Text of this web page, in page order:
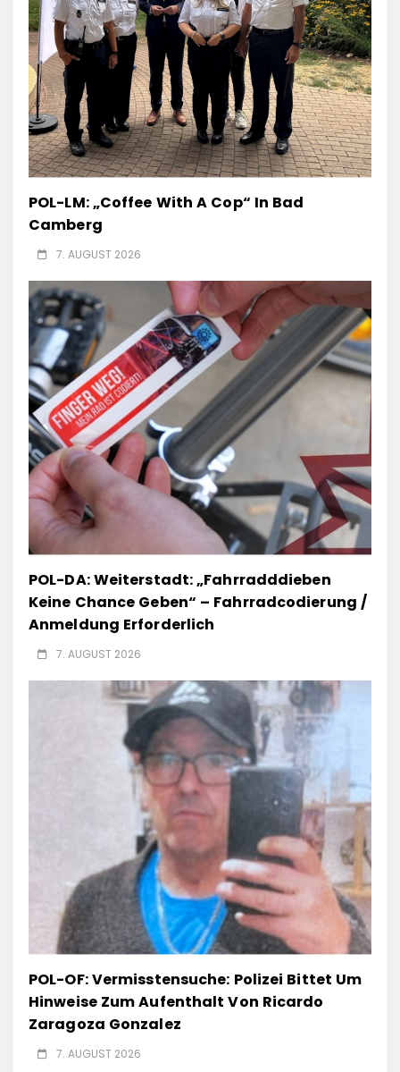
POL-LM: „Coffee With A Cop“ In Bad
Camberg
7. AUGUST 2026
POL-DA: Weiterstadt: „Fahrradddieben
Keine Chance Geben“ – Fahrradcodierung /
Anmeldung Erforderlich
7. AUGUST 2026
POL-OF: Vermisstensuche: Polizei Bittet Um
Hinweise Zum Aufenthalt Von Ricardo
Zaragoza Gonzalez
7. AUGUST 2026